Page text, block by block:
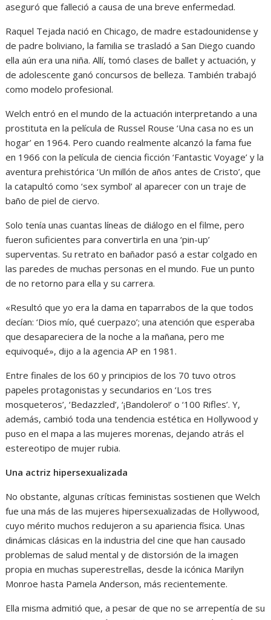
aseguró que falleció a causa de una breve enfermedad.
Raquel Tejada nació en Chicago, de madre estadounidense y
de padre boliviano, la familia se trasladó a San Diego cuando
ella aún era una niña. Allí, tomó clases de ballet y actuación, y
de adolescente ganó concursos de belleza. También trabajó
como modelo profesional.
Welch entró en el mundo de la actuación interpretando a una
prostituta en la película de Russel Rouse ‘Una casa no es un
hogar’ en 1964. Pero cuando realmente alcanzó la fama fue
en 1966 con la película de ciencia ficción ‘Fantastic Voyage’ y la
aventura prehistórica ‘Un millón de años antes de Cristo’, que
la catapultó como ‘sex symbol’ al aparecer con un traje de
baño de piel de ciervo.
Solo tenía unas cuantas líneas de diálogo en el filme, pero
fueron suficientes para convertirla en una ‘pin-up’
superventas. Su retrato en bañador pasó a estar colgado en
las paredes de muchas personas en el mundo. Fue un punto
de no retorno para ella y su carrera.
«Resultó que yo era la dama en taparrabos de la que todos
decían: ‘Dios mío, qué cuerpazo’; una atención que esperaba
que desapareciera de la noche a la mañana, pero me
equivoqué», dijo a la agencia AP en 1981.
Entre finales de los 60 y principios de los 70 tuvo otros
papeles protagonistas y secundarios en ‘Los tres
mosqueteros’, ‘Bedazzled’, ‘¡Bandolero!’ o ‘100 Rifles’. Y,
además, cambió toda una tendencia estética en Hollywood y
puso en el mapa a las mujeres morenas, dejando atrás el
estereotipo de mujer rubia.
Una actriz hipersexualizada
No obstante, algunas críticas feministas sostienen que Welch
fue una más de las mujeres hipersexualizadas de Hollywood,
cuyo mérito muchos redujeron a su apariencia física. Unas
dinámicas clásicas en la industria del cine que han causado
problemas de salud mental y de distorsión de la imagen
propia en muchas superestrellas, desde la icónica Marilyn
Monroe hasta Pamela Anderson, más recientemente.
Ella misma admitió que, a pesar de que no se arrepentía de su